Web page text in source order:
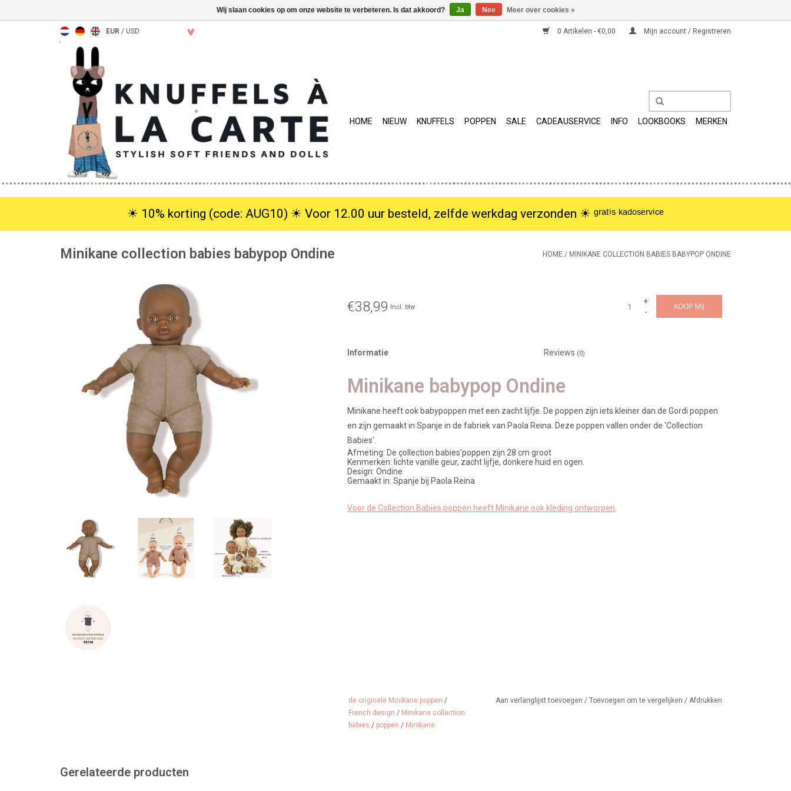
EUR / USD 0 Artikelen - €0,00 Mijn account / Registreren
HOME NIEUW KNUFFELS POPPEN SALE CADEAUSERVICE INFO LOOKBOOKS MERKEN
☀︎ 10% korting (code: AUG10) ☀︎ Voor 12.00 uur besteld, zelfde werkdag verzonden ☀︎ ᵍʳᵃᵗⁱˢ ᵏᵃᵈᵒˢᵉʳᵛⁱᶜᵉ
Minikane collection babies babypop Ondine HOME / MINIKANE COLLECTION BABIES BABYPOP ONDINE
€38,99 Incl. btw
+
-
KOOP MIJ
Informatie Reviews (0)
Minikane babypop Ondine
Minikane heeft ook babypoppen met een zacht lijfje. De poppen zijn iets kleiner dan de Gordi poppen
en zijn gemaakt in Spanje in de fabriek van Paola Reina. Deze poppen vallen onder de 'Collection
Babies'.
Afmeting: De çollection babies'poppen zijn 28 cm groot
Kenmerken: lichte vanille geur, zacht lijfje, donkere huid en ogen.
Design: Ondine
Gemaakt in: Spanje bij Paola Reina
Voor de Collection Babies poppen heeft Minikane ook kleding ontworpen.
de originele Minikane poppen /
French design / Minikane collection
babies / poppen / Minikane
Aan verlanglijst toevoegen / Toevoegen om te vergelijken / Afdrukken
Gerelateerde producten
Wij slaan cookies op om onze website te verbeteren. Is dat akkoord? Ja Nee Meer over cookies »